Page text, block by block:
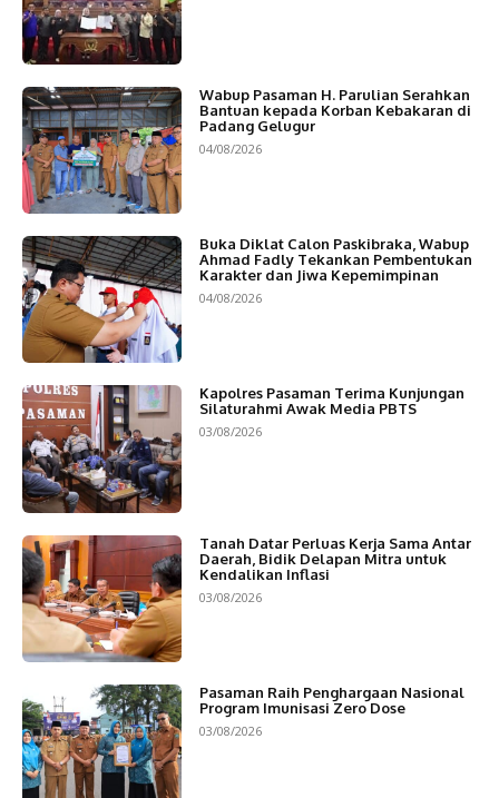
Wabup Pasaman H. Parulian Serahkan
Bantuan kepada Korban Kebakaran di
Padang Gelugur
04/08/2026
Buka Diklat Calon Paskibraka, Wabup
Ahmad Fadly Tekankan Pembentukan
Karakter dan Jiwa Kepemimpinan
04/08/2026
Kapolres Pasaman Terima Kunjungan
Silaturahmi Awak Media PBTS
03/08/2026
Tanah Datar Perluas Kerja Sama Antar
Daerah, Bidik Delapan Mitra untuk
Kendalikan Inflasi
03/08/2026
Pasaman Raih Penghargaan Nasional
Program Imunisasi Zero Dose
03/08/2026